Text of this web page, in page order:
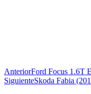
AnteriorFord Focus 1.6T
SiguienteSkoda Fabia